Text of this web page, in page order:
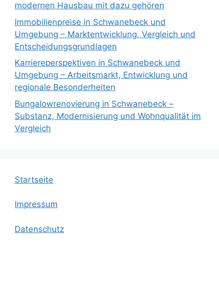
modernen Hausbau mit dazu gehören
Immobilienpreise in Schwanebeck und
Umgebung – Marktentwicklung, Vergleich und
Entscheidungsgrundlagen
Karriereperspektiven in Schwanebeck und
Umgebung – Arbeitsmarkt, Entwicklung und
regionale Besonderheiten
Bungalowrenovierung in Schwanebeck –
Substanz, Modernisierung und Wohnqualität im
Vergleich
Startseite
Impressum
Datenschutz